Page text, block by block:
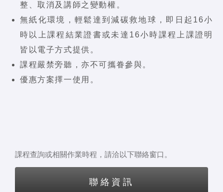
整、取消及講師之變動權。
無紙化環境，輕鬆達到減碳救地球，即日起16小
時以上課程結業證書或未達16小時課程上課證明
皆以電子方式提供。
課程嚴禁旁聽，亦不可攜眷參與。
優惠方案擇一使用。
課程查詢或相關作業時程，請洽以下聯絡窗口。
聯絡資訊